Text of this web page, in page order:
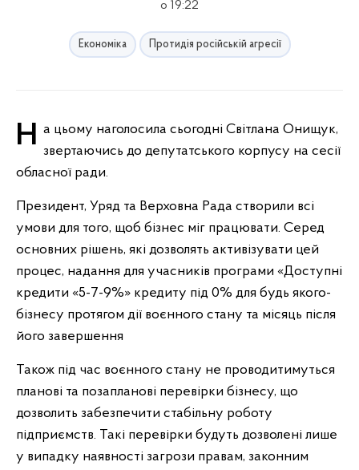
о 19:22
Економіка Протидія російській агресії
На цьому наголосила сьогодні Світлана Онищук, звертаючись до депутатського корпусу на сесії
обласної ради.
Президент, Уряд та Верховна Рада створили всі
умови для того, щоб бізнес міг працювати. Серед
основних рішень, які дозволять активізувати цей
процес, надання для учасників програми «Доступні
кредити «5-7-9%» кредиту під 0% для будь якого-
бізнесу протягом дії воєнного стану та місяць після
його завершення
Також під час воєнного стану не проводитимуться
планові та позапланові перевірки бізнесу, що
дозволить забезпечити стабільну роботу
підприємств. Такі перевірки будуть дозволені лише
у випадку наявності загрози правам, законним